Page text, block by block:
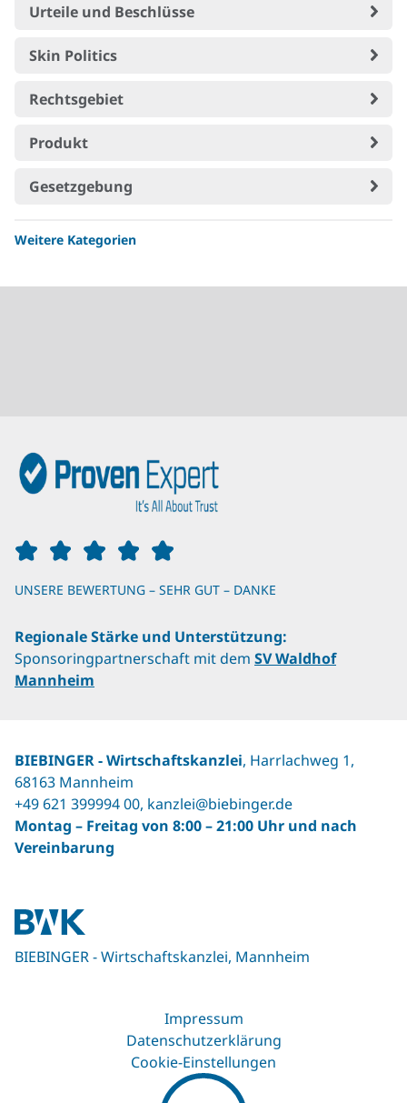
Urteile und Beschlüsse
Skin Politics
Rechtsgebiet
Produkt
Gesetzgebung
Weitere Kategorien
UNSERE BEWERTUNG – SEHR GUT – DANKE
Regionale Stärke und Unterstützung:
Sponsoringpartnerschaft mit dem SV Waldhof
Mannheim
BIEBINGER ‐ Wirtschaftskanzlei, Harrlachweg 1,
68163 Mannheim
+49 621 399994 00, kanzlei@biebinger.de
Montag – Freitag von 8:00 – 21:00 Uhr und nach
Vereinbarung
BIEBINGER - Wirtschaftskanzlei, Mannheim
Impressum
Datenschutzerklärung
Cookie-Einstellungen